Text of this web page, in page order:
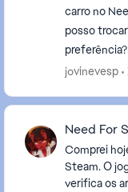
carro no
posso
preferência?
jovinevesp
Need For
Comprei
Steam. O
verifica os